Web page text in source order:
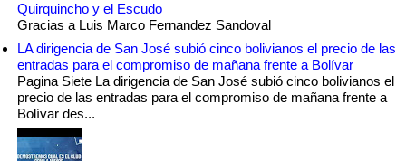
Quirquincho y el Escudo
Gracias a Luis Marco Fernandez Sandoval
LA dirigencia de San José subió cinco bolivianos el precio de las
entradas para el compromiso de mañana frente a Bolívar
Pagina Siete La dirigencia de San José subió cinco bolivianos el
precio de las entradas para el compromiso de mañana frente a
Bolívar des...